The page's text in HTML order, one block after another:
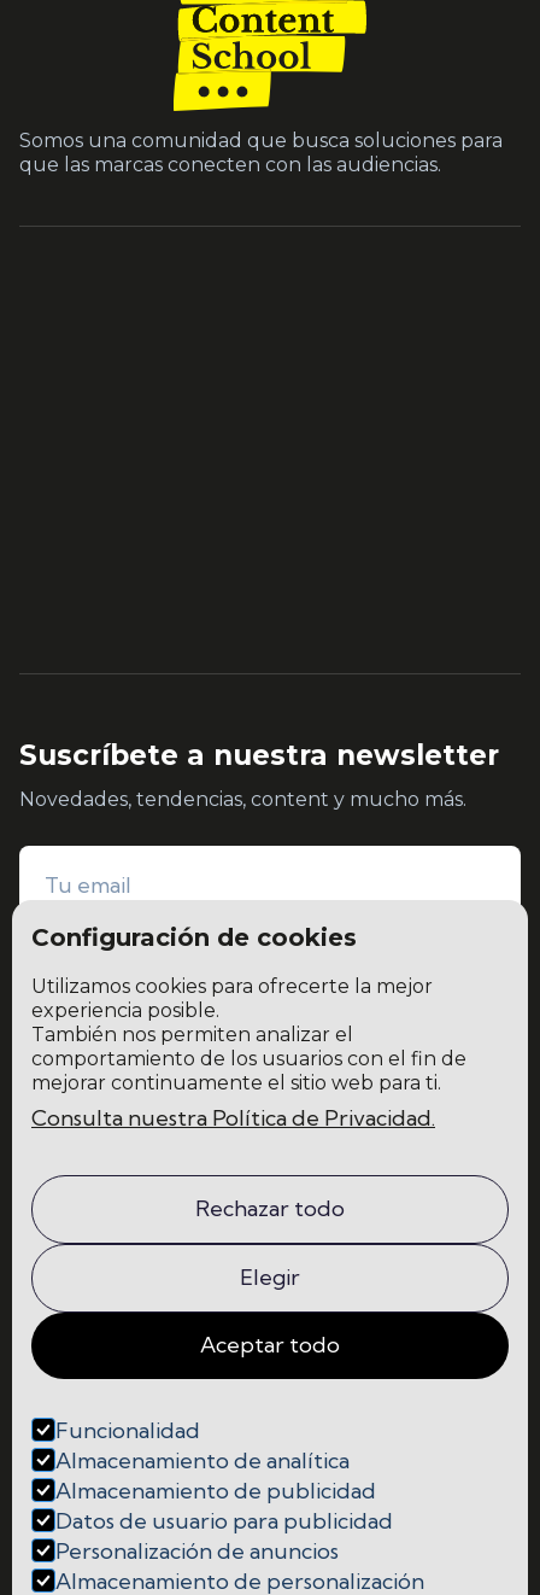
Somos una comunidad que busca soluciones para
que las marcas conecten con las audiencias.
Suscríbete a nuestra newsletter
Novedades, tendencias, content y mucho más.
He leído y acepto lapolítica de privacidad y protección de datos
La escuela
Programas
Contacto
Política de Privacidad y Protección de Datos
Cookies
  
Configuración de cookies
Utilizamos cookies para ofrecerte la mejor
experiencia posible.
También nos permiten analizar el
comportamiento de los usuarios con el fin de
mejorar continuamente el sitio web para ti.
Consulta nuestra Política de Privacidad.
Rechazar todo
Elegir
Aceptar todo
Funcionalidad
Almacenamiento de analítica
Almacenamiento de publicidad
Datos de usuario para publicidad
Personalización de anuncios
Almacenamiento de personalización